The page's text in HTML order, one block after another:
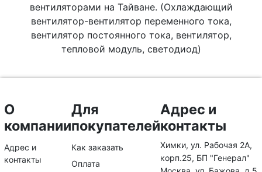
вентиляторами на Тайване. (Охлаждающий
вентилятор-вентилятор переменного тока,
вентилятор постоянного тока, вентилятор,
тепловой модуль, светодиод)
О
компании
Адрес и
контакты
Для
покупателей
Как заказать
Оплата
Адрес и
контакты
Химки, ул. Рабочая 2А,
корп.25, БП "Генерал"